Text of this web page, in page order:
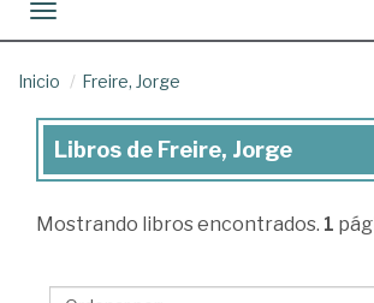
Toggle navigation
Inicio Freire, Jorge
Libros
Freire,
Libros de Freire, Jorge
Mostrando libros encontrados. 1